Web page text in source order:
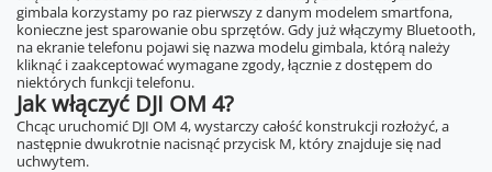
gimbala korzystamy po raz pierwszy z danym modelem smartfona,
konieczne jest sparowanie obu sprzętów. Gdy już włączymy Bluetooth,
na ekranie telefonu pojawi się nazwa modelu gimbala, którą należy
kliknąć i zaakceptować wymagane zgody, łącznie z dostępem do
niektórych funkcji telefonu.
Jak włączyć DJI OM 4?
Chcąc uruchomić DJI OM 4, wystarczy całość konstrukcji rozłożyć, a
następnie dwukrotnie nacisnąć przycisk M, który znajduje się nad
uchwytem.